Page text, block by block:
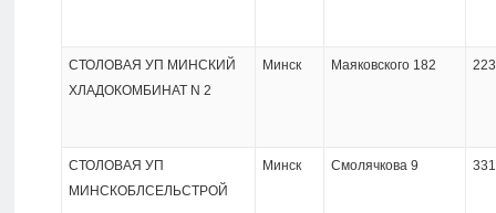
СТОЛОВАЯ УП МИНСКИЙ
ХЛАДОКОМБИНАТ N 2
Минск Маяковского 182
СТОЛОВАЯ УП
МИНСКОБЛСЕЛЬСТРОЙ
Минск Смолячкова 9